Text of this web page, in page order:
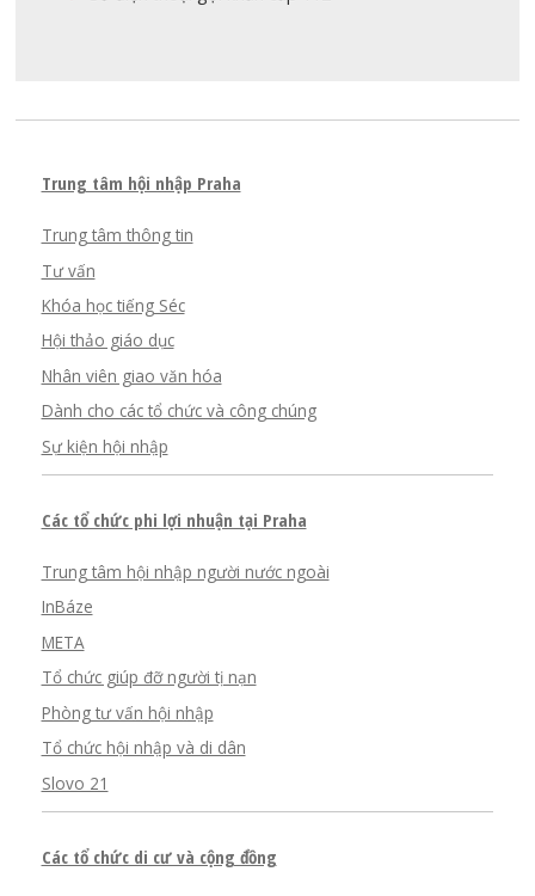
Trung tâm hội nhập Praha
Trung tâm thông tin
Tư vấn
Khóa học tiếng Séc
Hội thảo giáo dục
Nhân viên giao văn hóa
Dành cho các tổ chức và công chúng
Sự kiện hội nhập
Các tổ chức phi lợi nhuận tại Praha
Trung tâm hội nhập người nước ngoài
InBáze
META
Tổ chức giúp đỡ người tị nạn
Phòng tư vấn hội nhập
Tổ chức hội nhập và di dân
Slovo 21
Các tổ chức di cư và cộng đồng